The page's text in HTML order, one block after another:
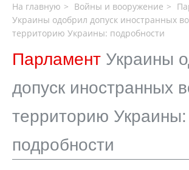
На главную Войны и вооружение
Украины одобрил допуск иностранных
территорию Украины: подробности
Парламент Украины
допуск иностранных
территорию Украины:
подробности